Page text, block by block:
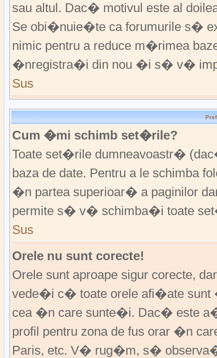
sau altul. Dac� motivul este al
Se obi�nuie�te ca forumurile s�
nimic pentru a reduce m�rimea
�nregistra�i din nou �i s� v�
Sus
Cum �mi schimb set�rile?
Toate set�rile dumneavoastr�
baza de date. Pentru a le schimba
�n partea superioar� a paginilor
permite s� v� schimba�i toate
Sus
Orele nu sunt corecte!
Orele sunt aproape sigur corecte,
vede�i c� toate orele afi�ate
cea �n care sunte�i. Dac� este
profil pentru zona de fus orar �n
Paris, etc. V� rug�m, s�